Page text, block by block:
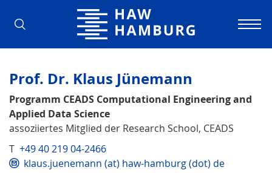
Hamburg University of Applied
Prof. Dr. Klaus Jünemann
Programm CEADS Computational Engineering and
Applied Data Science
assoziiertes Mitglied der Research School, CEADS
T +49 40 219 04-2466
klaus.juenemann (at) haw-hamburg (dot) de